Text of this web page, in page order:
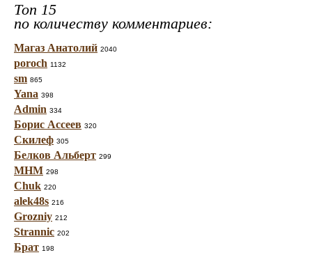
Топ 15
по количеству комментариев:
Магаз Анатолий 2040
poroch 1132
sm 865
Yana 398
Admin 334
Борис Ассеев 320
Скилеф 305
Белков Альберт 299
МНМ 298
Chuk 220
alek48s 216
Grozniy 212
Strannic 202
Брат 198